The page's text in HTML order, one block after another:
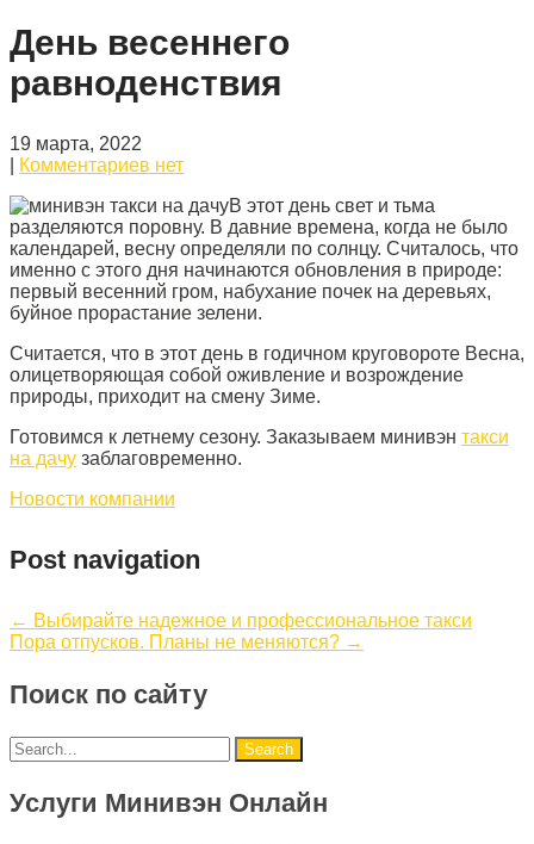
День весеннего
равноденствия
19 марта, 2022
Комментариев нет
В этот день свет и тьма
разделяются поровну. В давние времена, когда не было
календарей, весну определяли по солнцу. Считалось, что
именно с этого дня начинаются обновления в природе:
первый весенний гром, набухание почек на деревьях,
буйное прорастание зелени.
Считается, что в этот день в годичном круговороте Весна,
олицетворяющая собой оживление и возрождение
природы, приходит на смену Зиме.
Готовимся к летнему сезону. Заказываем минивэн такси
на дачу заблаговременно.
Новости компании
Post navigation
← Выбирайте надежное и профессиональное такси
Пора отпусков. Планы не меняются? →
Поиск по сайту
Услуги Минивэн Онлайн